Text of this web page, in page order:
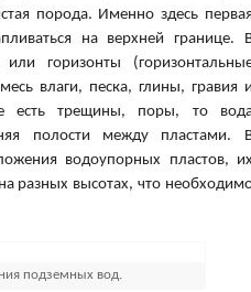
порода. Именно здесь
на верхней границе.
или горизонты
влаги, песка, глины, гравия
есть трещины, поры, то
полости между пластами.
водоупорных пластов,
разных высотах, что
подземных вод.